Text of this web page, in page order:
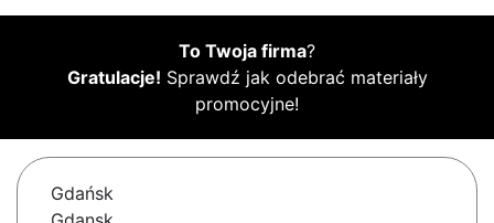
To Twoja firma?
Gratulacje! Sprawdź jak odebrać materiały
promocyjne!
Gdańsk